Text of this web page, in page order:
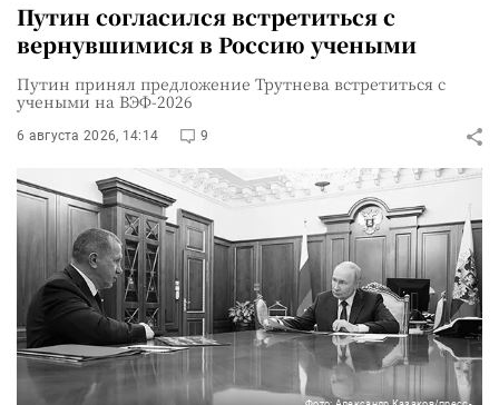
Путин согласился встретиться с
вернувшимися в Россию учеными
Путин принял предложение Трутнева встретиться с
учеными на ВЭФ-2026
6 августа 2026, 14:14 9